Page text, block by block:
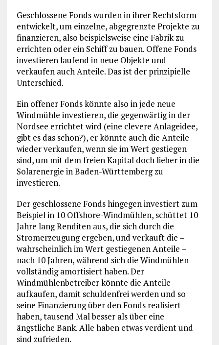
Geschlossene Fonds wurden in ihrer Rechtsform
entwickelt, um einzelne, abgegrenzte Projekte zu
finanzieren, also beispielsweise eine Fabrik zu
errichten oder ein Schiff zu bauen. Offene Fonds
investieren laufend in neue Objekte und
verkaufen auch Anteile. Das ist der prinzipielle
Unterschied.
Ein offener Fonds könnte also in jede neue
Windmühle investieren, die gegenwärtig in der
Nordsee errichtet wird (eine clevere Anlageidee,
gibt es das schon?), er könnte auch die Anteile
wieder verkaufen, wenn sie im Wert gestiegen
sind, um mit dem freien Kapital doch lieber in die
Solarenergie in Baden-Württemberg zu
investieren.
Der geschlossene Fonds hingegen investiert zum
Beispiel in 10 Offshore-Windmühlen, schüttet 10
Jahre lang Renditen aus, die sich durch die
Stromerzeugung ergeben, und verkauft die –
wahrscheinlich im Wert gestiegenen Anteile –
nach 10 Jahren, während sich die Windmühlen
vollständig amortisiert haben. Der
Windmühlenbetreiber könnte die Anteile
aufkaufen, damit schuldenfrei werden und so
seine Finanzierung über den Fonds realisiert
haben, tausend Mal besser als über eine
ängstliche Bank. Alle haben etwas verdient und
sind zufrieden.